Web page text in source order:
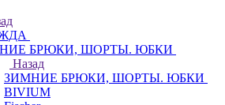
БРЮКИ, ШОРТЫ. ЮБКИ
Назад
ЗИМНИЕ БРЮКИ, ШОРТЫ. ЮБКИ
BIVIUM